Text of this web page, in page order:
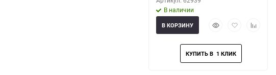
В наличии
БыстрыйДобавить
избранное
Добавить
В КОРЗИНУ